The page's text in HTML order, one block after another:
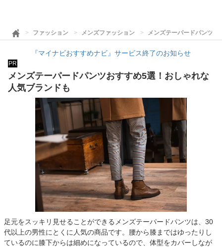
ファッション メンズファッション メンズテーパードパンツ
『マイナビおすすめナビ』サービス終了のお知らせ
PR
メンズテーパードパンツおすすめ5選！おしゃれな
人気ブランドも
足元をスッキリ見せることができるメンズテーパードパンツは、30
代以上の男性にとくに人気の商品です。腰から膝まではゆったりし
ているのに膝下からは細めになっているので、体型をカバーしなが